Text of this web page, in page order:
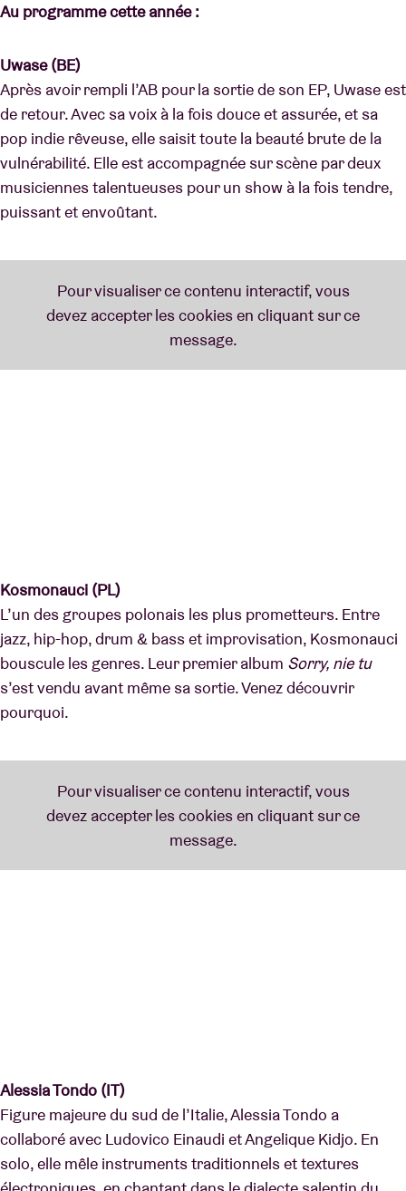
Au programme cette année :
Uwase (BE)
Après avoir rempli l’AB pour la sortie de son EP, Uwase est
de retour. Avec sa voix à la fois douce et assurée, et sa
pop indie rêveuse, elle saisit toute la beauté brute de la
vulnérabilité. Elle est accompagnée sur scène par deux
musiciennes talentueuses pour un show à la fois tendre,
puissant et envoûtant.
Kosmonauci (PL)
L’un des groupes polonais les plus prometteurs. Entre
jazz, hip-hop, drum & bass et improvisation, Kosmonauci
bouscule les genres. Leur premier album Sorry, nie tu
s’est vendu avant même sa sortie. Venez découvrir
pourquoi.
Alessia Tondo (IT)
Figure majeure du sud de l’Italie, Alessia Tondo a
collaboré avec Ludovico Einaudi et Angelique Kidjo. En
solo, elle mêle instruments traditionnels et textures